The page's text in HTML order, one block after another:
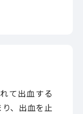
て出血する
、出血を止